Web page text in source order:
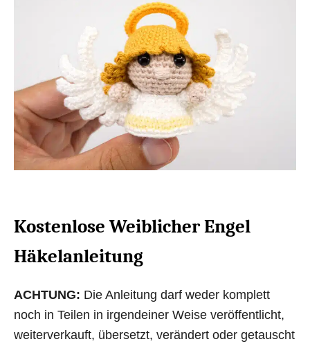
Kostenlose Weiblicher Engel
Häkelanleitung
ACHTUNG: Die Anleitung darf weder komplett
noch in Teilen in irgendeiner Weise veröffentlicht,
weiterverkauft, übersetzt, verändert oder getauscht